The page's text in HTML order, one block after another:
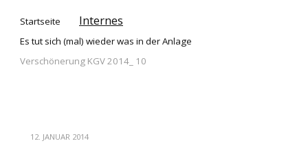
Startseite Internes
Es tut sich (mal) wieder was in der Anlage
Verschönerung KGV 2014_ 10
12. JANUAR 2014